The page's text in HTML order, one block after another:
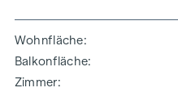
Wohnfläche
Balkonfläche
Zimmer